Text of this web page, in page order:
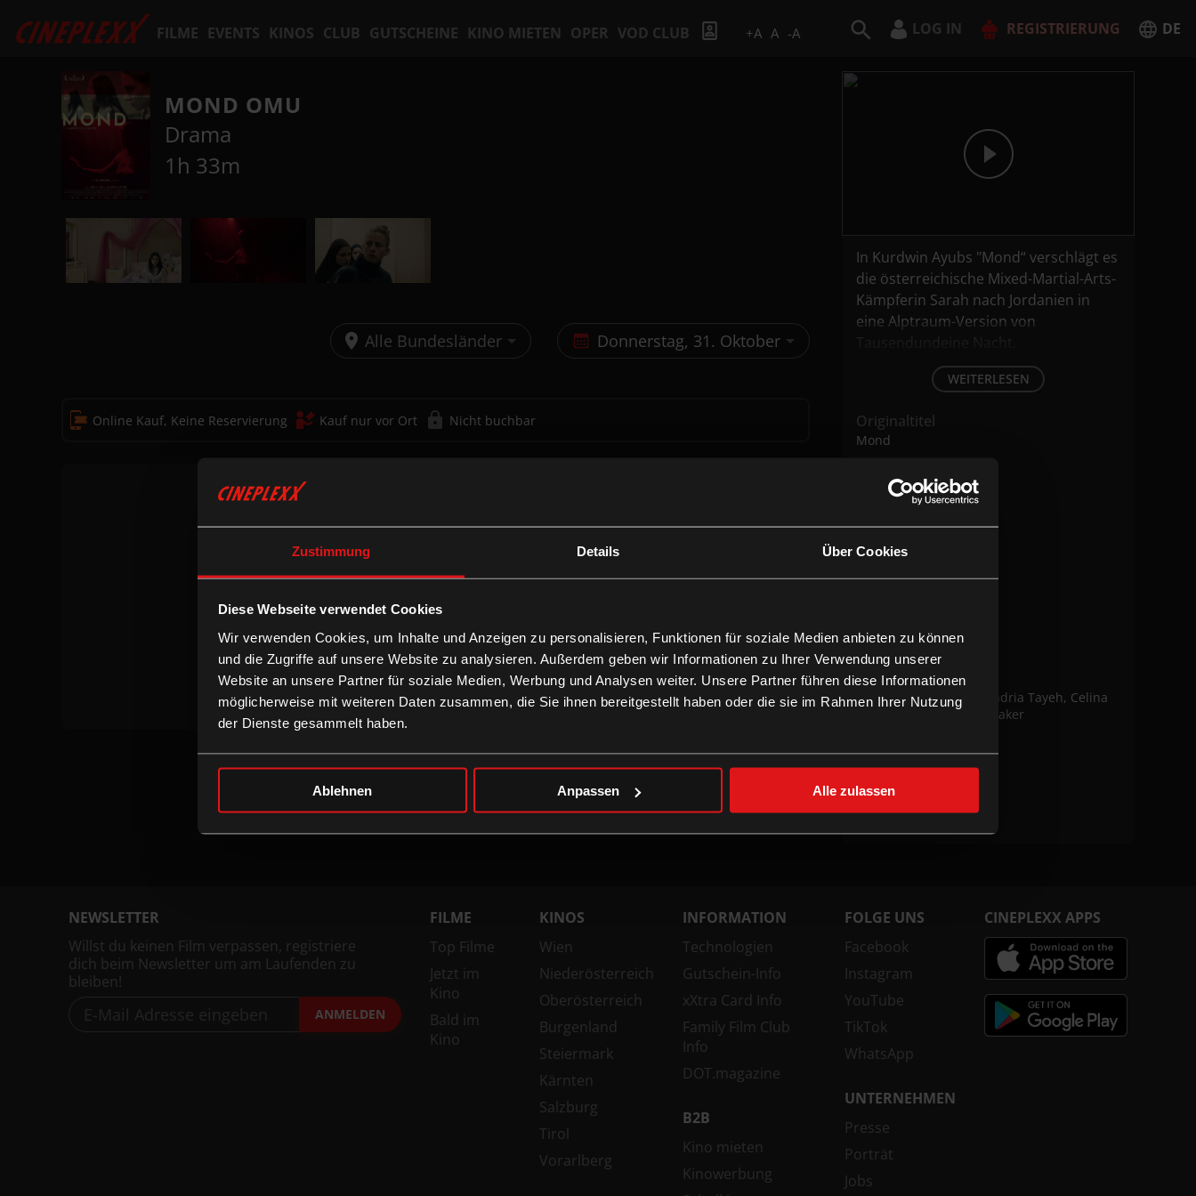
Zustimmung Details Über Cookies
Diese Webseite verwendet Cookies
Wir verwenden Cookies, um Inhalte und Anzeigen zu personalisieren, Funktionen für soziale Medien anbieten zu können
und die Zugriffe auf unsere Website zu analysieren. Außerdem geben wir Informationen zu Ihrer Verwendung unserer
Website an unsere Partner für soziale Medien, Werbung und Analysen weiter. Unsere Partner führen diese Informationen
möglicherweise mit weiteren Daten zusammen, die Sie ihnen bereitgestellt haben oder die sie im Rahmen Ihrer Nutzung
der Dienste gesammelt haben.
Ablehnen Anpassen Alle zulassen
FILME EVENTS KINOS CLUB GUTSCHEINE KINO MIETEN OPER VOD CLUB +A A -A LOG IN REGISTRIERUNG DE
MOND OMU
Drama
1h 33m
Alle Bundesländer Donnerstag, 31. Oktober
Online Kauf, Keine Reservierung Kauf nur vor Ort Nicht buchbar
Keine Vorstellungen verfügbar
In Kurdwin Ayubs "Mond“ verschlägt es
die österreichische Mixed-Martial-Arts-
Kämpferin Sarah nach Jordanien in
eine Alptraum-Version von
WEITERLESEN
Originaltitel
Mond
31.10.2024
Filmlänge
1h 33m
Altersfreigabe
AUT 2024
Darsteller:innen
Florentina Holzinger, Andria Tayeh, Celina
Antwan, Nagham Abu Baker
Kurdwin Ayub
Verleih
StadtkinoFilmverleih
NEWSLETTER
Willst du keinen Film verpassen, registriere
dich beim Newsletter um am Laufenden zu
bleiben!
ANMELDEN
FILME
Top Filme
Jetzt im
Kino
Bald im
Kino
KINOS
Wien
Niederösterreich
Oberösterreich
Burgenland
Steiermark
Kärnten
Salzburg
Tirol
Vorarlberg
INFORMATION
Technologien
Gutschein-Info
xXtra Card Info
Family Film Club
Info
DOT.magazine
B2B
Kino mieten
Kinowerbung
FOLGE UNS
Facebook
Instagram
YouTube
TikTok
WhatsApp
UNTERNEHMEN
Presse
Porträt
Jobs
CINEPLEXX APPS